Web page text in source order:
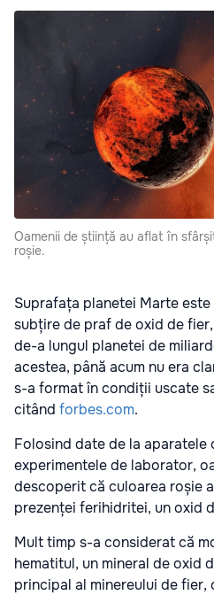
Oamenii de știință au aflat în
roșie.
Suprafața planetei Marte
subțire de praf de oxid de
de-a lungul planetei de
acestea, până acum nu era
s-a format în condiții uscate
citând forbes.com.
Folosind date de la aparatele
experimentele de laborator,
descoperit că culoarea roșie
prezenței ferihidritei, un oxid
Mult timp s-a considerat că
hematitul, un mineral de oxid
principal al minereului de fier,